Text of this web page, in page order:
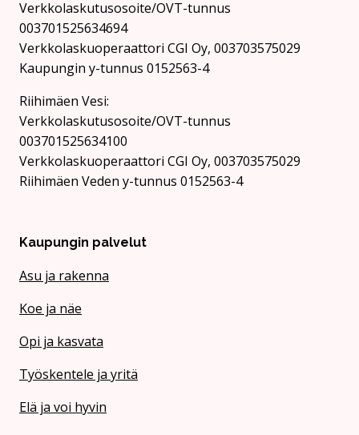
Verkkolaskutusosoite/OVT-tunnus
003701525634694
Verkkolaskuoperaattori CGI Oy, 003703575029
Kaupungin y-tunnus 0152563-4
Rii­hi­mäen Vesi:
Verkkolaskutusosoite/OVT-tunnus
003701525634100
Verkkolaskuoperaattori CGI Oy, 003703575029
Riihimäen Veden y-tunnus 0152563-4
Kaupungin palvelut
Asu ja rakenna
Koe ja näe
Opi ja kasvata
Työskentele ja yritä
Elä ja voi hyvin